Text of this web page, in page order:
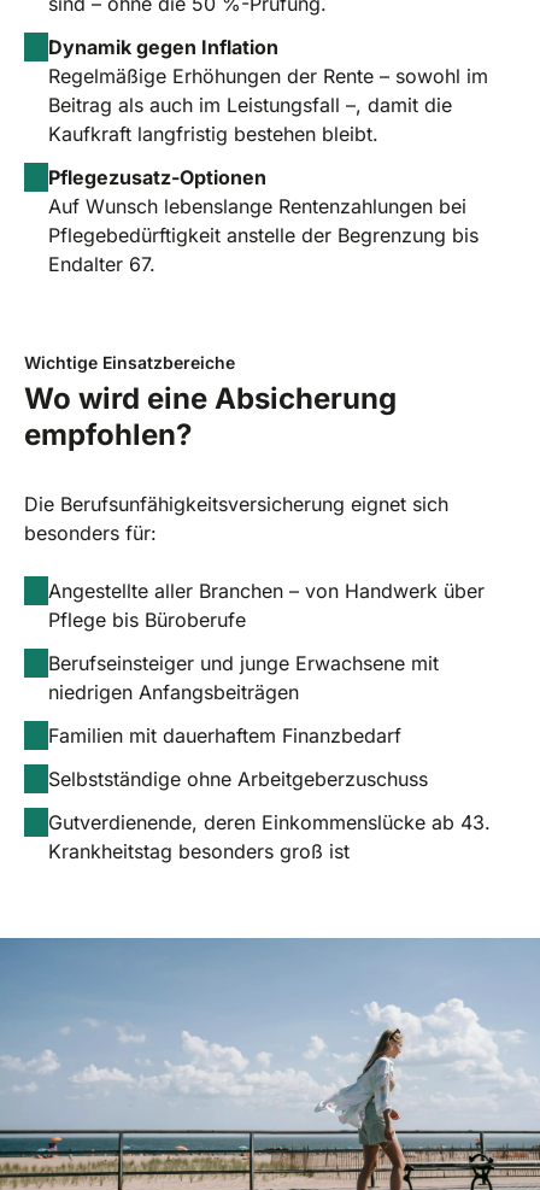
Dynamik gegen Inflation
Regelmäßige Erhöhungen der Rente – sowohl im
Beitrag als auch im Leistungsfall –, damit die
Kaufkraft langfristig bestehen bleibt.
Pflegezusatz-Optionen
Auf Wunsch lebenslange Rentenzahlungen bei
Pflegebedürftigkeit anstelle der Begrenzung bis
Endalter 67.
Wichtige Einsatzbereiche
Wo wird eine Absicherung
empfohlen?
Die Berufsunfähigkeitsversicherung eignet sich
besonders für:
Angestellte aller Branchen – von Handwerk über
Pflege bis Büroberufe
Berufseinsteiger und junge Erwachsene mit
niedrigen Anfangsbeiträgen
Familien mit dauerhaftem Finanzbedarf
Selbstständige ohne Arbeitgeberzuschuss
Gutverdienende, deren Einkommenslücke ab 43.
Krankheitstag besonders groß ist